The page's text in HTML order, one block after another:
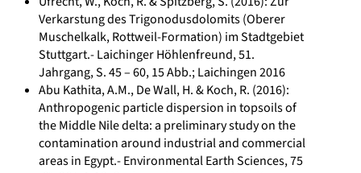
Verkarstung des Trigonodusdolomits (Oberer
Muschelkalk, Rottweil-Formation) im Stadtgebiet
Stuttgart.- Laichinger Höhlenfreund, 51.
Jahrgang, S. 45 – 60, 15 Abb.; Laichingen 2016
Abu Kathita, A.M., De Wall, H. & Koch, R. (2016):
Anthropogenic particle dispersion in topsoils of
the Middle Nile delta: a preliminary study on the
contamination around industrial and commercial
areas in Egypt.- Environmental Earth Sciences, 75